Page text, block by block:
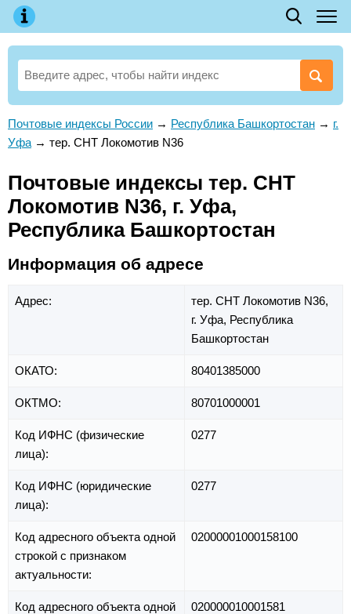
Почтовые индексы России → Республика Башкортостан → г.
Уфа → тер. СНТ Локомотив N36
Почтовые индексы тер. СНТ
Локомотив N36, г. Уфа,
Республика Башкортостан
Информация об адресе
Адрес:
тер. СНТ Локомотив N36,
г. Уфа, Республика
Башкортостан
ОКАТО: 80401385000
ОКТМО: 80701000001
Код ИФНС (физические
лица):
0277
Код ИФНС (юридические
лица):
0277
Код адресного объекта одной
строкой с признаком
актуальности:
02000001000158100
Код адресного объекта одной
020000010001581